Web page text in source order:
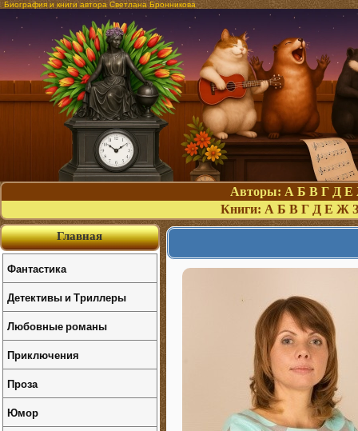
Биография и книги автора Светлана Бронникова
Авторы: А Б В Г Д Е
Книги: А Б В Г Д Е Ж З
Главная
Фантастика
Детективы и Триллеры
Любовные романы
Приключения
Проза
Юмор